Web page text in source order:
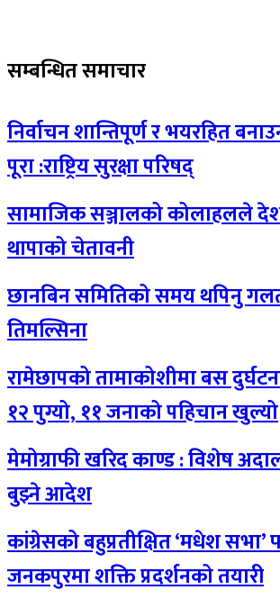
सम्बन्धित समाचार
निर्वाचन शान्तिपूर्ण र भयरहित
पूरा :राष्ट्रिय सुरक्षा परिषद्
सामाजिक सञ्जालको कोलाहलले
थापाको चेतावनी
छानबिन समितिको समय थपिनु
तिमल्सिना
रामेछापको तामाकोशीमा बस
१२ पुग्यो, ११ जनाको पहिचान खुल्यो
मेमोग्राफी खरिद काण्ड : विशेष
बुझ्ने आदेश
कांग्रेसको बहुप्रतीक्षित ‘मधेश सभा’
जनकपुरमा शक्ति प्रदर्शनको तयारी